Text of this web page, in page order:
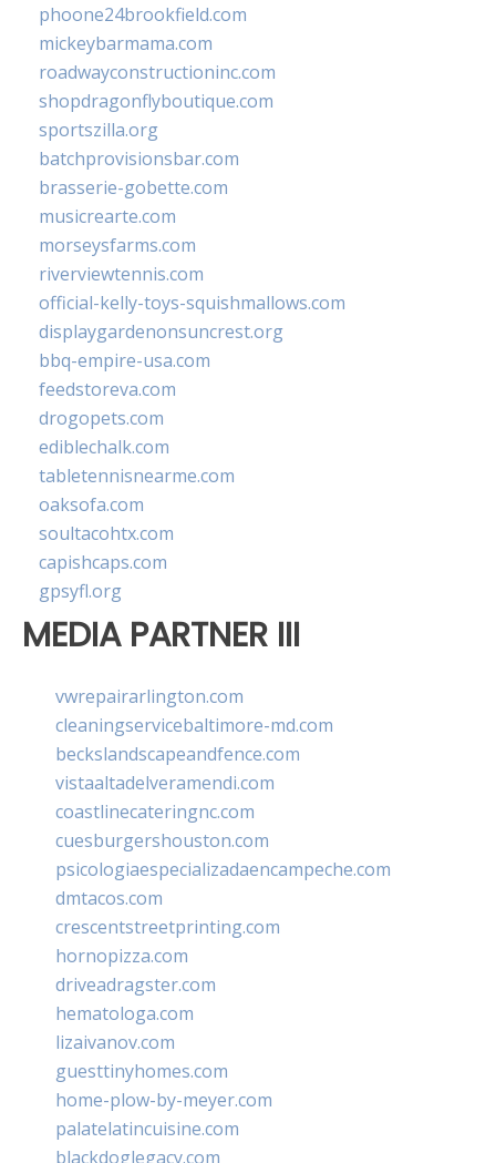
phoone24brookfield.com
mickeybarmama.com
roadwayconstructioninc.com
shopdragonflyboutique.com
sportszilla.org
batchprovisionsbar.com
brasserie-gobette.com
musicrearte.com
morseysfarms.com
riverviewtennis.com
official-kelly-toys-squishmallows.com
displaygardenonsuncrest.org
bbq-empire-usa.com
feedstoreva.com
drogopets.com
ediblechalk.com
tabletennisnearme.com
oaksofa.com
soultacohtx.com
capishcaps.com
gpsyfl.org
MEDIA PARTNER III
vwrepairarlington.com
cleaningservicebaltimore-md.com
beckslandscapeandfence.com
vistaaltadelveramendi.com
coastlinecateringnc.com
cuesburgershouston.com
psicologiaespecializadaencampeche.com
dmtacos.com
crescentstreetprinting.com
hornopizza.com
driveadragster.com
hematologa.com
lizaivanov.com
guesttinyhomes.com
home-plow-by-meyer.com
palatelatincuisine.com
blackdoglegacy.com